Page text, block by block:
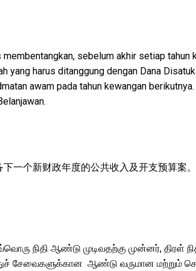
sebelum akhir setiap tahun
yang harus ditanggung dengan Dana
awam pada tahun kewangan
一个新财政年度的公共收入及开支预算案
நிதி ஆண்டு முடிவதற்கு முன்னர், திரள்
சேவைகளுக்கான ஆண்டு வருமான மற்றும்